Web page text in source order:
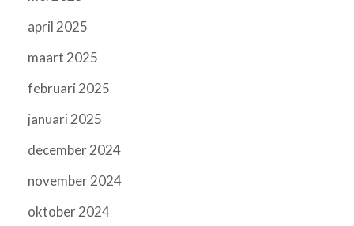
april 2025
maart 2025
februari 2025
januari 2025
december 2024
november 2024
oktober 2024